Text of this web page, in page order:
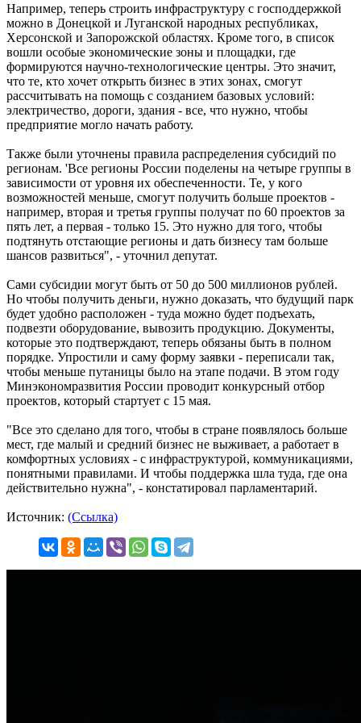
Например, теперь строить инфраструктуру с господдержкой
можно в Донецкой и Луганской народных республиках,
Херсонской и Запорожской областях. Кроме того, в список
вошли особые экономические зоны и площадки, где
формируются научно-технологические центры. Это значит,
что те, кто хочет открыть бизнес в этих зонах, смогут
рассчитывать на помощь с созданием базовых условий:
электричество, дороги, здания - все, что нужно, чтобы
предприятие могло начать работу.
Также были уточнены правила распределения субсидий по
регионам. 'Все регионы России поделены на четыре группы в
зависимости от уровня их обеспеченности. Те, у кого
возможностей меньше, смогут получить больше проектов -
например, вторая и третья группы получат по 60 проектов за
пять лет, а первая - только 15. Это нужно для того, чтобы
подтянуть отстающие регионы и дать бизнесу там больше
шансов развиться", - уточнил депутат.
Сами субсидии могут быть от 50 до 500 миллионов рублей.
Но чтобы получить деньги, нужно доказать, что будущий парк
будет удобно расположен - туда можно будет подъехать,
подвезти оборудование, вывозить продукцию. Документы,
которые это подтверждают, теперь обязаны быть в полном
порядке. Упростили и саму форму заявки - переписали так,
чтобы меньше путаницы было на этапе подачи. В этом году
Минэкономразвития России проводит конкурсный отбор
проектов, который стартует с 15 мая.
"Все это сделано для того, чтобы в стране появлялось больше
мест, где малый и средний бизнес не выживает, а работает в
комфортных условиях - с инфраструктурой, коммуникациями,
понятными правилами. И чтобы поддержка шла туда, где она
действительно нужна", - констатировал парламентарий.
Источник: (Ссылка)